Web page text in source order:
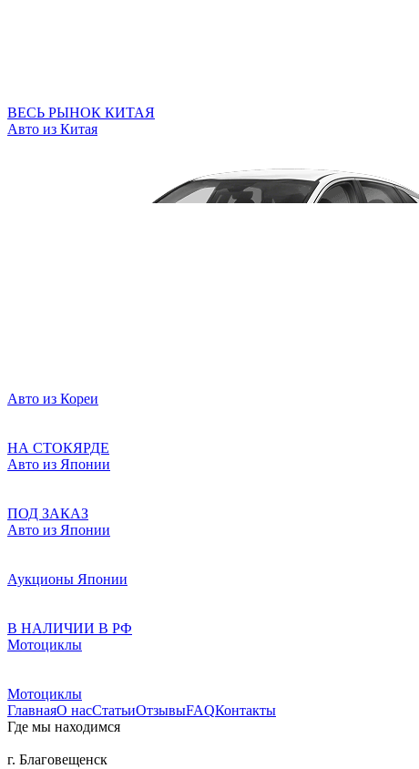
ВЕСЬ РЫНОК КИТАЯ
Авто из Китая
Авто из Кореи
НА СТОКЯРДЕ
Авто из Японии
ПОД ЗАКАЗ
Авто из Японии
Аукционы Японии
В НАЛИЧИИ В РФ
Мотоциклы
Мотоциклы
ГлавнаяО насСтатьиОтзывыFAQКонтакты
Где мы находимся
г. Благовещенск